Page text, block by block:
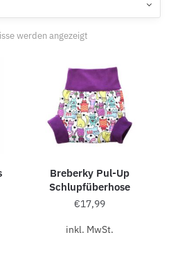
werden angezeigt
Breberky Pul-Up
Schlupfüberhose
€17,99
inkl. MwSt.